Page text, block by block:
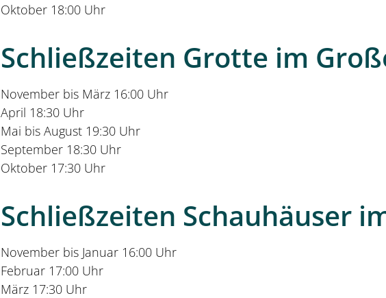
Oktober 18:00 Uhr
Schließzeiten Grotte im
November bis März 16:00 Uhr
April 18:30 Uhr
Mai bis August 19:30 Uhr
September 18:30 Uhr
Oktober 17:30 Uhr
Schließzeiten Schauhäuser
November bis Januar 16:00 Uhr
Februar 17:00 Uhr
März 17:30 Uhr